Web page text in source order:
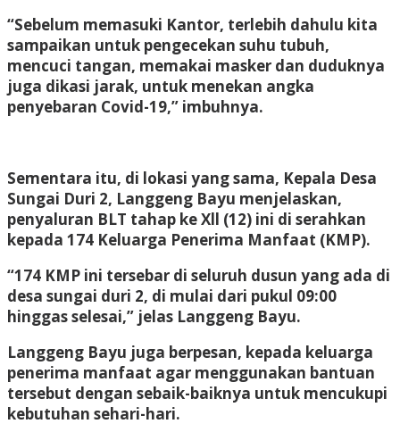
“Sebelum memasuki Kantor, terlebih dahulu kita
sampaikan untuk pengecekan suhu tubuh,
mencuci tangan, memakai masker dan duduknya
juga dikasi jarak, untuk menekan angka
penyebaran Covid-19,” imbuhnya.
Sementara itu, di lokasi yang sama, Kepala Desa
Sungai Duri 2, Langgeng Bayu menjelaskan,
penyaluran BLT tahap ke Xll (12) ini di serahkan
kepada 174 Keluarga Penerima Manfaat (KMP).
“174 KMP ini tersebar di seluruh dusun yang ada di
desa sungai duri 2, di mulai dari pukul 09:00
hinggas selesai,” jelas Langgeng Bayu.
Langgeng Bayu juga berpesan, kepada keluarga
penerima manfaat agar menggunakan bantuan
tersebut dengan sebaik-baiknya untuk mencukupi
kebutuhan sehari-hari.